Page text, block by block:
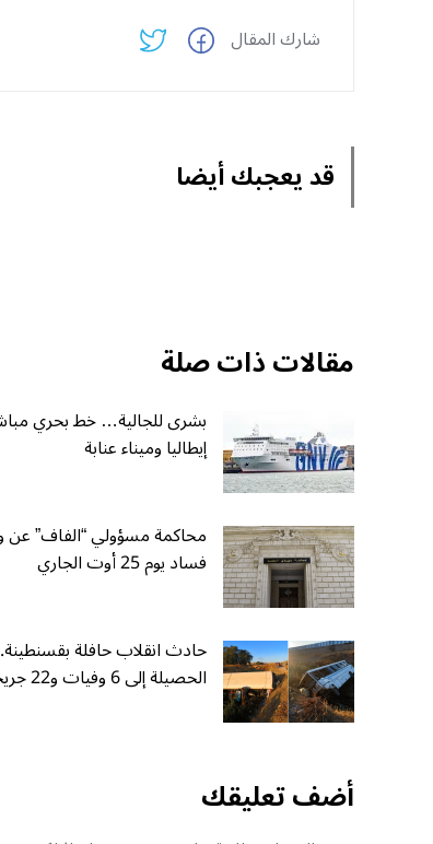
شارك المقال
قد يعجبك أيضا
مقالات ذات صلة
بشرى للجالية… خط بحري
إيطاليا وميناء عنابة
محاكمة مسؤولي “الفاف” عن
فساد يوم 25 أوت الجاري
حادث انقلاب حافلة
الحصيلة إلى 6 وفيات و22 جريحا
أضف تعليقك